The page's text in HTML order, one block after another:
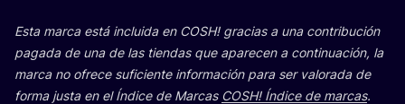
Esta mar­ca está inclui­da en COSH! gra­cias a una con­tri­bu­ción
paga­da de una de las tien­das que apa­re­cen a con­ti­nua­ción, la
mar­ca no ofre­ce sufi­cien­te infor­ma­ción para ser valo­ra­da de
for­ma jus­ta en el Índi­ce de Mar­cas COSH! Índi­ce de mar­cas.